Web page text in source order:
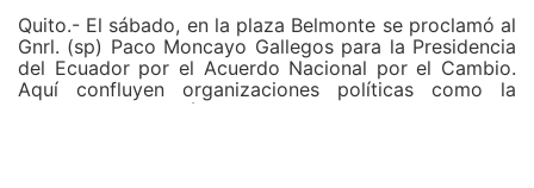
Quito.- El sábado, en la plaza Belmonte se proclamó al
Gnrl. (sp) Paco Moncayo Gallegos para la Presidencia
del Ecuador por el Acuerdo Nacional por el Cambio.
Aquí confluyen organizaciones políticas como la
Izquierda Democrática, Unidad Popular, Pachakutik,